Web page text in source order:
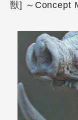
獣] ～Concept